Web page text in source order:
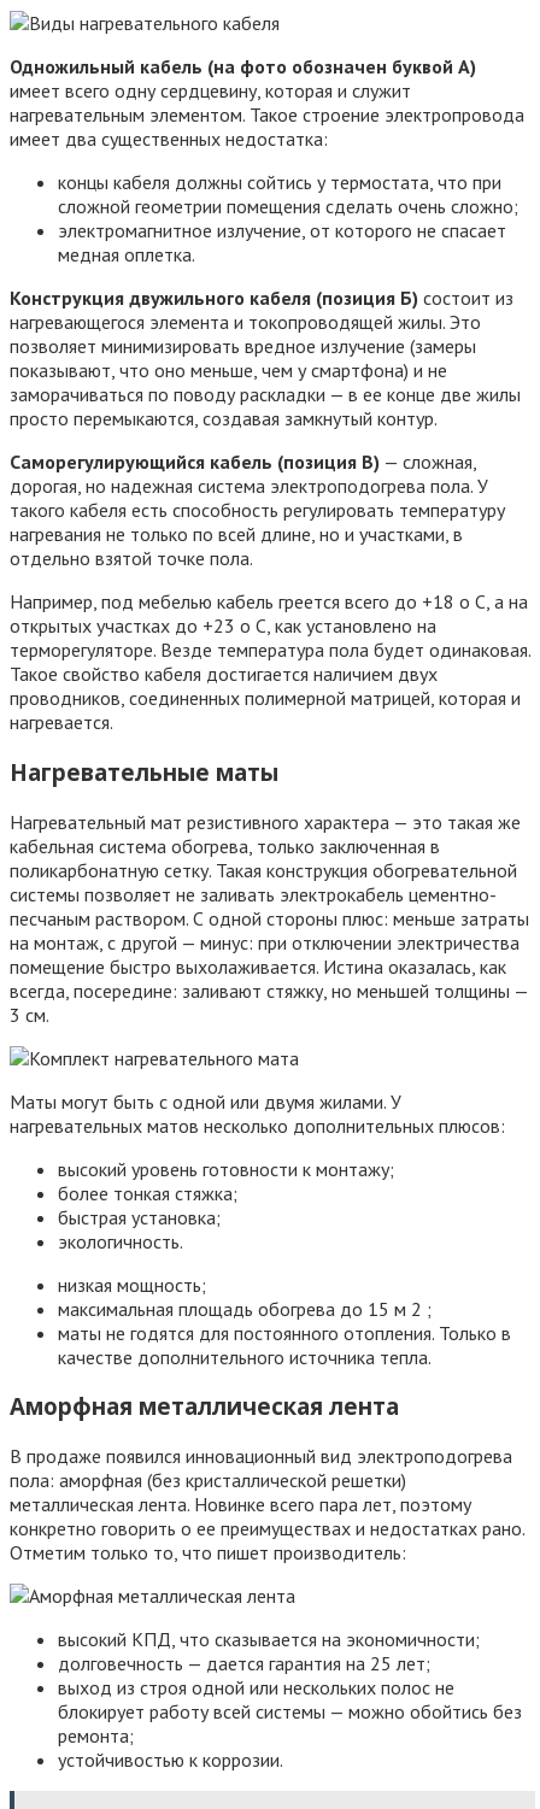
Одножильный кабель (на фото обозначен буквой А)
имеет всего одну сердцевину, которая и служит
нагревательным элементом. Такое строение электропровода
имеет два существенных недостатка:
концы кабеля должны сойтись у термостата, что при
сложной геометрии помещения сделать очень сложно;
электромагнитное излучение, от которого не спасает
медная оплетка.
Конструкция двужильного кабеля (позиция Б) состоит из
нагревающегося элемента и токопроводящей жилы. Это
позволяет минимизировать вредное излучение (замеры
показывают, что оно меньше, чем у смартфона) и не
заморачиваться по поводу раскладки — в ее конце две жилы
просто перемыкаются, создавая замкнутый контур.
Саморегулирующийся кабель (позиция В) — сложная,
дорогая, но надежная система электроподогрева пола. У
такого кабеля есть способность регулировать температуру
нагревания не только по всей длине, но и участками, в
отдельно взятой точке пола.
Например, под мебелью кабель греется всего до +18 o С, а на
открытых участках до +23 o С, как установлено на
терморегуляторе. Везде температура пола будет одинаковая.
Такое свойство кабеля достигается наличием двух
проводников, соединенных полимерной матрицей, которая и
нагревается.
Нагревательные маты
Нагревательный мат резистивного характера — это такая же
кабельная система обогрева, только заключенная в
поликарбонатную сетку. Такая конструкция обогревательной
системы позволяет не заливать электрокабель цементно-
песчаным раствором. С одной стороны плюс: меньше затраты
на монтаж, с другой — минус: при отключении электричества
помещение быстро выхолаживается. Истина оказалась, как
всегда, посередине: заливают стяжку, но меньшей толщины —
3 см.
Маты могут быть с одной или двумя жилами. У
нагревательных матов несколько дополнительных плюсов:
высокий уровень готовности к монтажу;
более тонкая стяжка;
быстрая установка;
экологичность.
низкая мощность;
максимальная площадь обогрева до 15 м 2 ;
маты не годятся для постоянного отопления. Только в
качестве дополнительного источника тепла.
Аморфная металлическая лента
В продаже появился инновационный вид электроподогрева
пола: аморфная (без кристаллической решетки)
металлическая лента. Новинке всего пара лет, поэтому
конкретно говорить о ее преимуществах и недостатках рано.
Отметим только то, что пишет производитель:
высокий КПД, что сказывается на экономичности;
долговечность — дается гарантия на 25 лет;
выход из строя одной или нескольких полос не
блокирует работу всей системы — можно обойтись без
ремонта;
устойчивостью к коррозии.